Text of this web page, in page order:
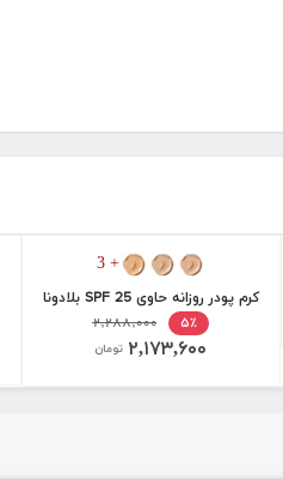
+ 3
کرم پودر روزانه حاوی SPF 25 بلادونا
۵٪
۲,۲۸۸,۰۰۰
۲,۱۷۳,۶۰۰ تومان